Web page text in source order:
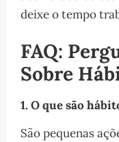
deixe o tempo
FAQ:
Sobre
1. O que são
São pequenas